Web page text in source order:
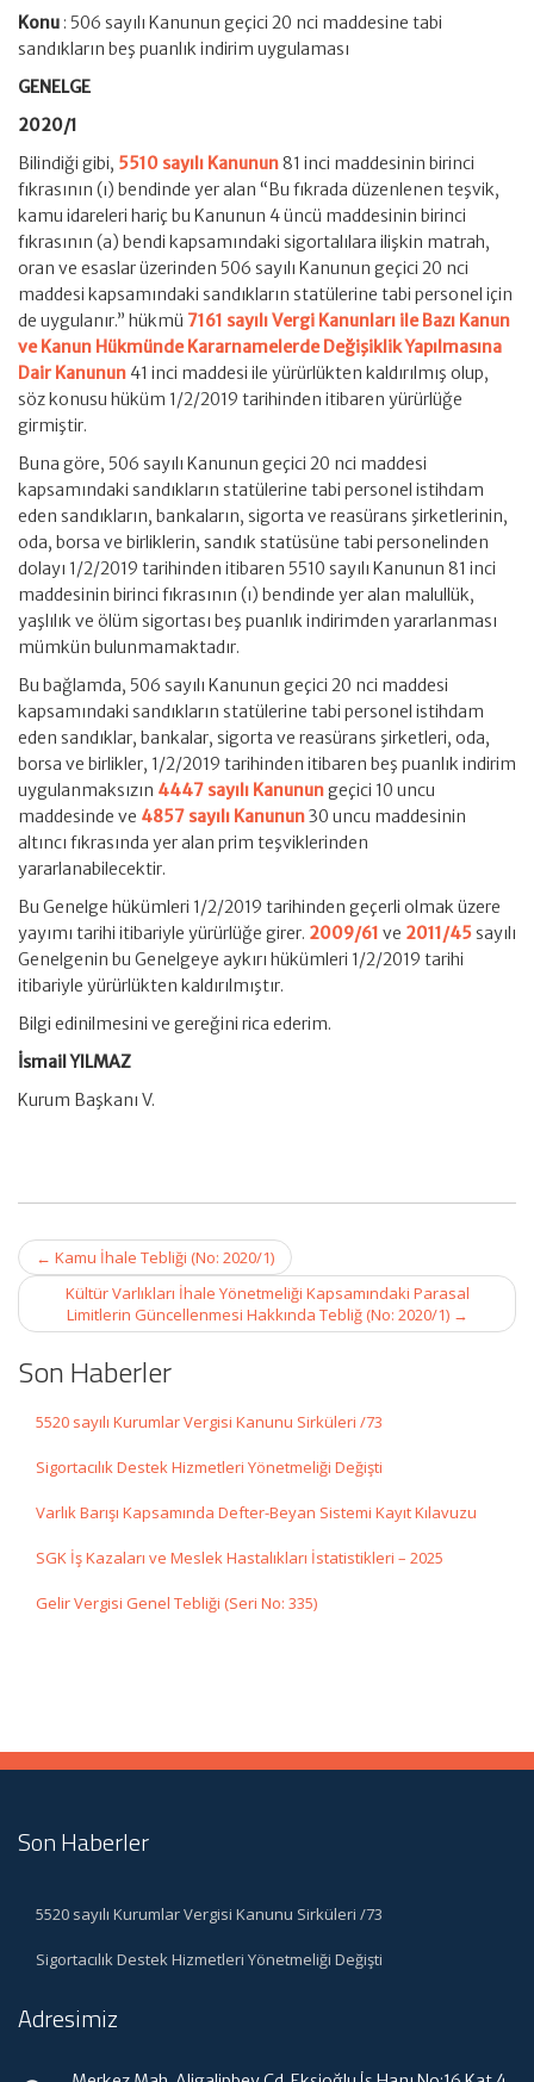
Konu : 506 sayılı Kanunun geçici 20 nci maddesine tabi
sandıkların beş puanlık indirim uygulaması
GENELGE
2020/1
Bilindiği gibi, 5510 sayılı Kanunun81 inci maddesinin birinci
fıkrasının (ı) bendinde yer alan “Bu fıkrada düzenlenen teşvik,
kamu idareleri hariç bu Kanunun 4 üncü maddesinin birinci
fıkrasının (a) bendi kapsamındaki sigortalılara ilişkin matrah,
oran ve esaslar üzerinden 506 sayılı Kanunun geçici 20 nci
maddesi kapsamındaki sandıkların statülerine tabi personel için
de uygulanır.” hükmü 7161 sayılı Vergi Kanunları ile Bazı Kanun
ve Kanun Hükmünde Kararnamelerde Değişiklik Yapılmasına
Dair Kanunun 41 inci maddesi ile yürürlükten kaldırılmış olup,
söz konusu hüküm 1/2/2019 tarihinden itibaren yürürlüğe
girmiştir.
Buna göre, 506 sayılı Kanunun geçici 20 nci maddesi
kapsamındaki sandıkların statülerine tabi personel istihdam
eden sandıkların, bankaların, sigorta ve reasürans şirketlerinin,
oda, borsa ve birliklerin, sandık statüsüne tabi personelinden
dolayı 1/2/2019 tarihinden itibaren 5510 sayılı Kanunun 81 inci
maddesinin birinci fıkrasının (ı) bendinde yer alan malullük,
yaşlılık ve ölüm sigortası beş puanlık indirimden yararlanması
mümkün bulunmamaktadır.
Bu bağlamda, 506 sayılı Kanunun geçici 20 nci maddesi
kapsamındaki sandıkların statülerine tabi personel istihdam
eden sandıklar, bankalar, sigorta ve reasürans şirketleri, oda,
borsa ve birlikler, 1/2/2019 tarihinden itibaren beş puanlık indirim
uygulanmaksızın 4447 sayılı Kanunungeçici 10 uncu
maddesinde ve 4857 sayılı Kanunun30 uncu maddesinin
altıncı fıkrasında yer alan prim teşviklerinden
yararlanabilecektir.
Bu Genelge hükümleri 1/2/2019 tarihinden geçerli olmak üzere
yayımı tarihi itibariyle yürürlüğe girer. 2009/61 ve 2011/45 sayılı
Genelgenin bu Genelgeye aykırı hükümleri 1/2/2019 tarihi
itibariyle yürürlükten kaldırılmıştır.
Bilgi edinilmesini ve gereğini rica ederim.
İsmail YILMAZ
Kurum Başkanı V.
Post
navigation
← Kamu İhale Tebliği (No: 2020/1)
Kültür Varlıkları İhale Yönetmeliği Kapsamındaki Parasal
Limitlerin Güncellenmesi Hakkında Tebliğ (No: 2020/1) →
Son Haberler
5520 sayılı Kurumlar Vergisi Kanunu Sirküleri /73
Sigortacılık Destek Hizmetleri Yönetmeliği Değişti
Varlık Barışı Kapsamında Defter-Beyan Sistemi Kayıt Kılavuzu
SGK İş Kazaları ve Meslek Hastalıkları İstatistikleri – 2025
Gelir Vergisi Genel Tebliği (Seri No: 335)
Son Haberler
5520 sayılı Kurumlar Vergisi Kanunu Sirküleri /73
Sigortacılık Destek Hizmetleri Yönetmeliği Değişti
Adresimiz